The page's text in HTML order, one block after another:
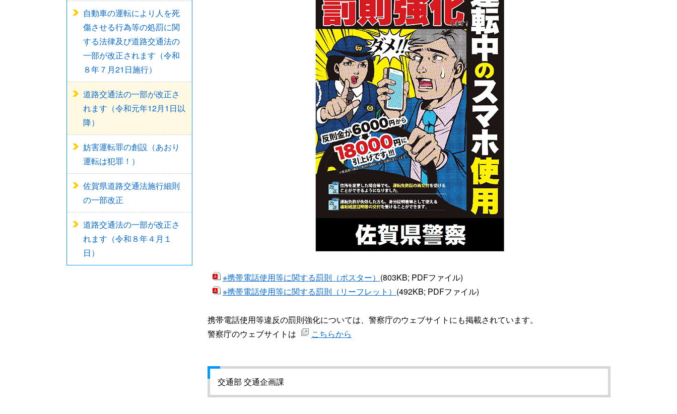
自動車の運転により人を死
傷させる行為等の処罰に関
する法律及び道路交通法の
一部が改正されます（令和
８年７月21日施行）
道路交通法の一部が改正さ
れます（令和元年12月1日以
降）
妨害運転罪の創設（あおり
運転は犯罪！）
佐賀県道路交通法施行細則
の一部改正
道路交通法の一部が改正さ
れます（令和８年４月１
日）
※携帯電話使用等に関する罰則（ポスター） (803KB; PDFファイル)
※携帯電話使用等に関する罰則（リーフレット） (492KB; PDFファイル)
携帯電話使用等違反の罰則強化については、警察庁のウェブサイトにも掲載されています。
警察庁のウェブサイトは
こちらから
交通部 交通企画課